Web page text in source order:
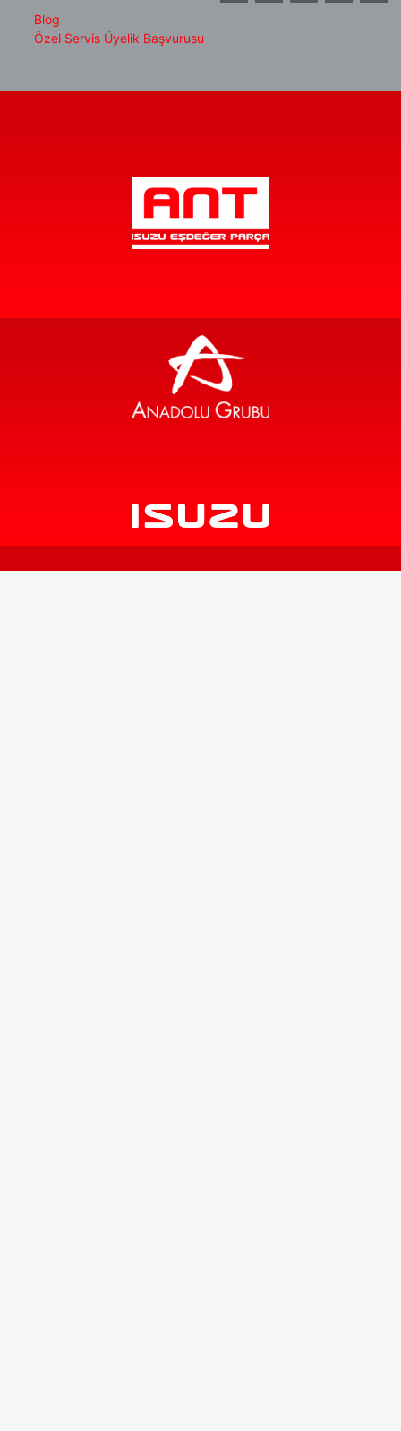
Blog
Özel Servis Üyelik Başvurusu